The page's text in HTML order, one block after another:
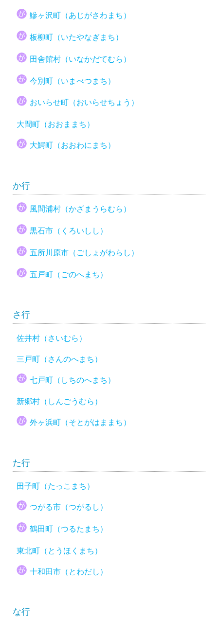
鰺ヶ沢町（あじがさわまち）
板柳町（いたやなぎまち）
田舎館村（いなかだてむら）
今別町（いまべつまち）
おいらせ町（おいらせちょう）
大間町（おおままち）
大鰐町（おおわにまち）
か行
風間浦村（かざまうらむら）
黒石市（くろいしし）
五所川原市（ごしょがわらし）
五戸町（ごのへまち）
さ行
佐井村（さいむら）
三戸町（さんのへまち）
七戸町（しちのへまち）
新郷村（しんごうむら）
外ヶ浜町（そとがはままち）
た行
田子町（たっこまち）
つがる市（つがるし）
鶴田町（つるたまち）
東北町（とうほくまち）
十和田市（とわだし）
な行